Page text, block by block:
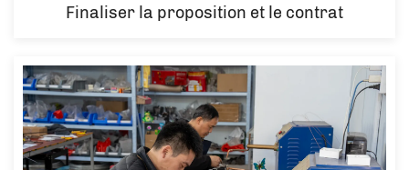
Finaliser la proposition et le contrat